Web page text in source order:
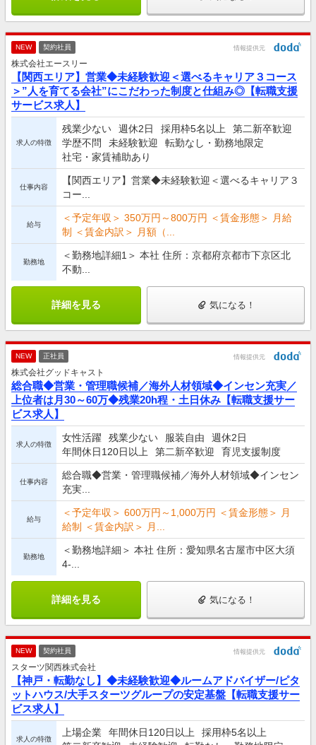
NEW 契約社員 情報提供元
株式会社エースリー
【関西エリア】営業◆未経験歓迎＜選べるキャリア３コース
＞”人を育てる会社”にこだわった制度と仕組み◎【転職支援
サービス求人】
求人の特徴
残業少ない 週休2日 採用枠5名以上
第二新卒歓迎
学歴不問
未経験歓迎
転勤なし・勤務地限定
社宅・家賃補助あり
仕事内容
【関西エリア】営業◆未経験歓迎＜選べるキャリア３
コー...
給与
＜予定年収＞ 350万円～800万円 ＜賃金形態＞ 月給
制 ＜賃金内訳＞ 月額（...
勤務地
＜勤務地詳細1＞ 本社 住所：京都府京都市下京区北
不動...
詳細を見る 気になる！
NEW 正社員 情報提供元
株式会社グッドキャスト
総合職◆営業・管理職候補／海外人材領域◆インセン充実／
上位者は月30～60万◆残業20h程・土日休み【転職支援サー
ビス求人】
求人の特徴
女性活躍 残業少ない 服装自由
週休2日
年間休日120日以上
第二新卒歓迎 育児支援制度
仕事内容
総合職◆営業・管理職候補／海外人材領域◆インセン
充実...
給与
＜予定年収＞ 600万円～1,000万円 ＜賃金形態＞ 月
給制 ＜賃金内訳＞ 月...
勤務地
＜勤務地詳細＞ 本社 住所：愛知県名古屋市中区大須
4-...
詳細を見る 気になる！
NEW 契約社員 情報提供元
スターツ関西株式会社
【神戸・転勤なし】◆未経験歓迎◆ルームアドバイザー/ピタ
ットハウス/大手スターツグループの安定基盤【転職支援サー
ビス求人】
求人の特徴
上場企業 年間休日120日以上
採用枠5名以上